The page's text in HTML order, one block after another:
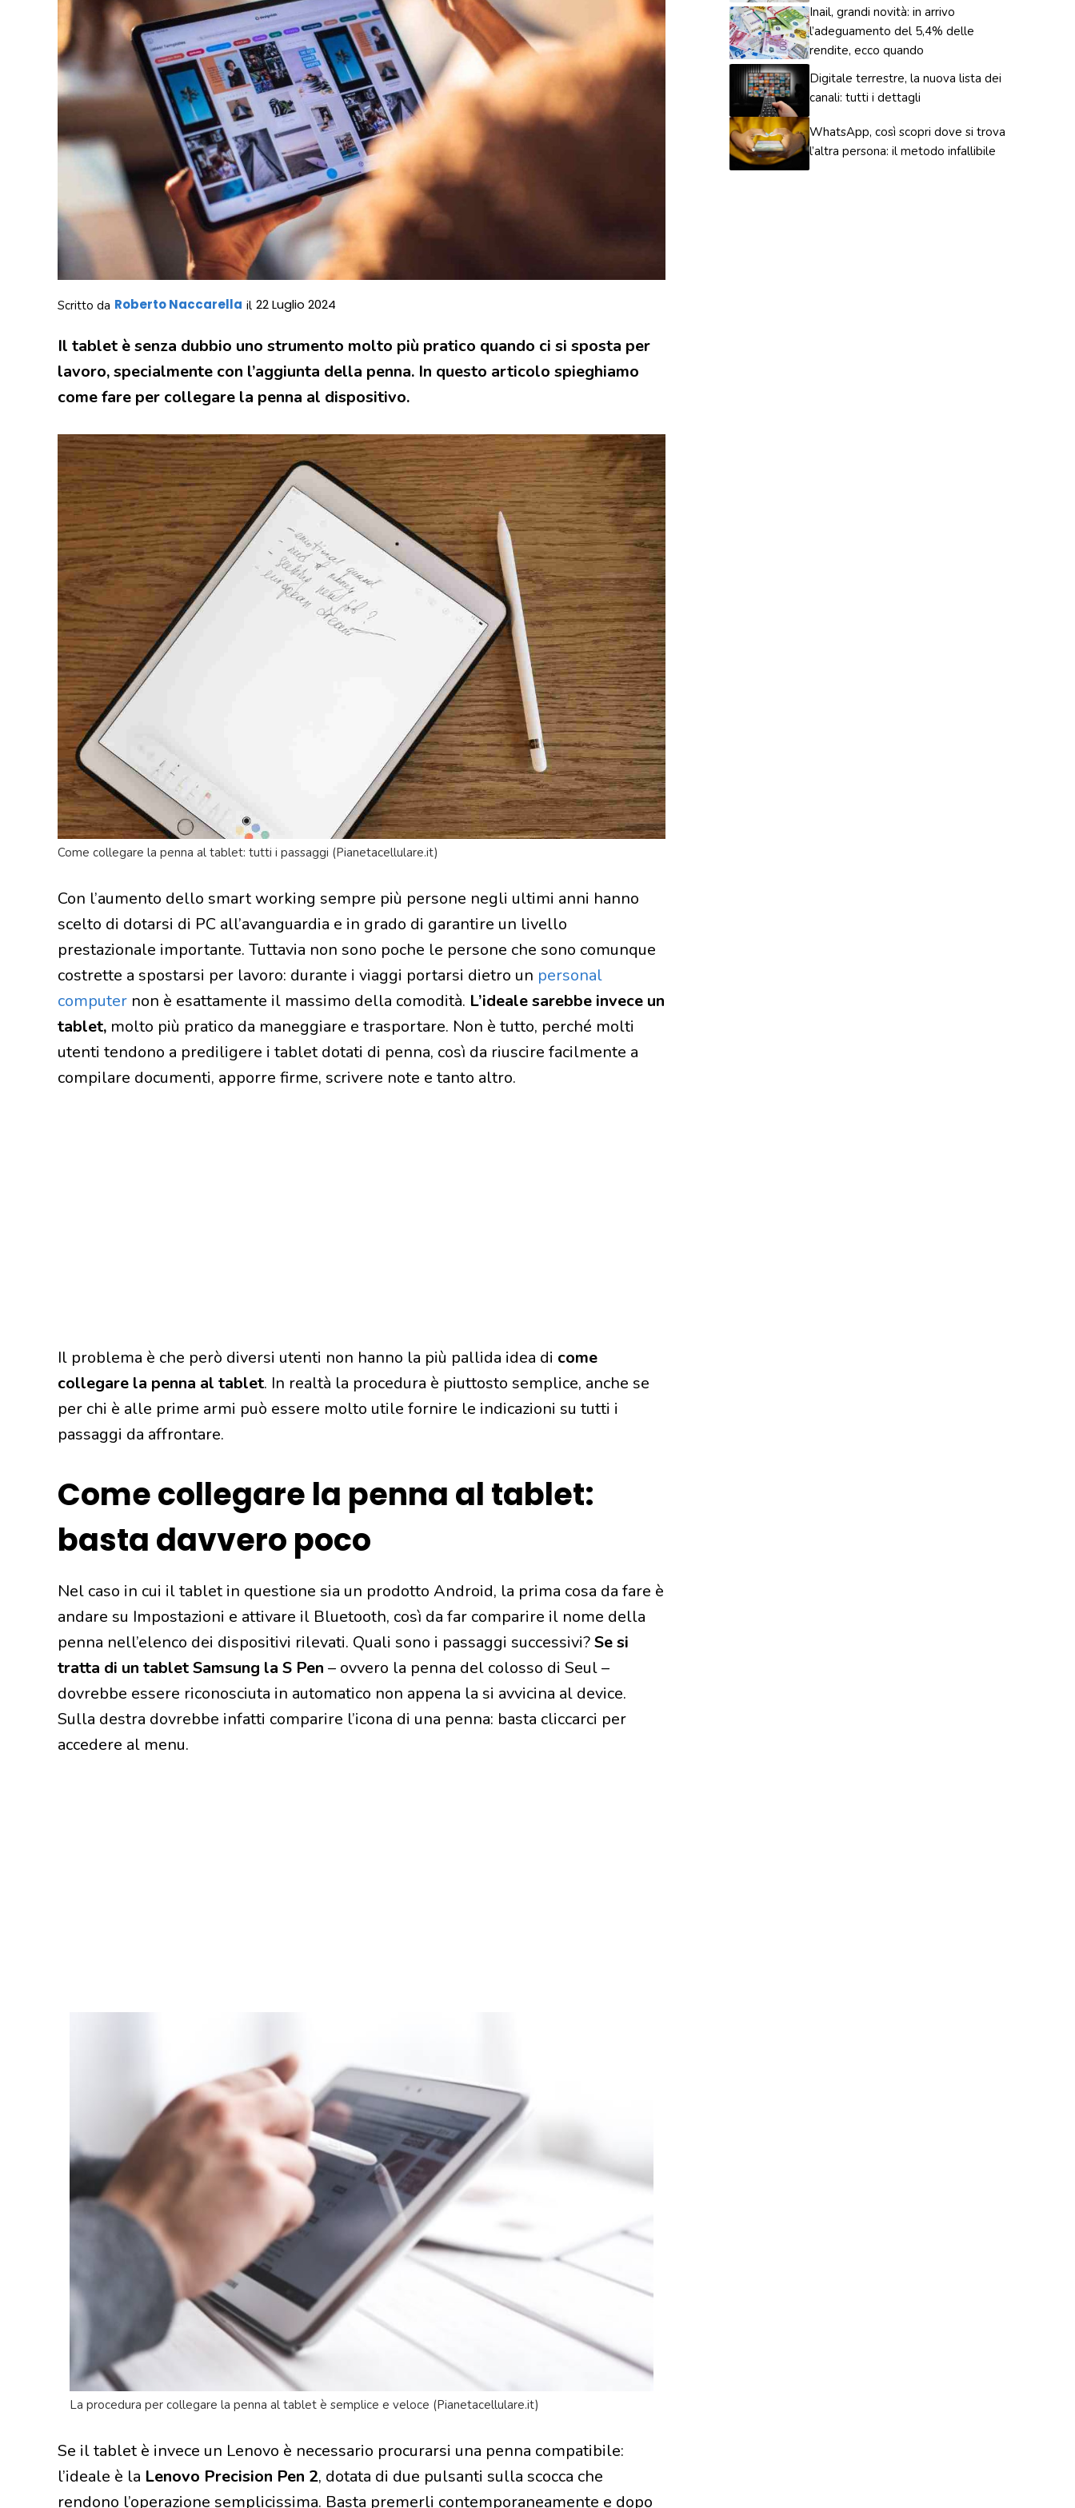
Scritto da Roberto Naccarella il 22 Luglio 2024
Il tablet è senza dubbio uno strumento molto più pratico quando ci si sposta per
lavoro, specialmente con l’aggiunta della penna. In questo articolo spieghiamo
come fare per collegare la penna al dispositivo.
Come collegare la penna al tablet: tutti i passaggi (Pianetacellulare.it)
Con l’aumento dello smart working sempre più persone negli ultimi anni hanno
scelto di dotarsi di PC all’avanguardia e in grado di garantire un livello
prestazionale importante. Tuttavia non sono poche le persone che sono comunque
costrette a spostarsi per lavoro: durante i viaggi portarsi dietro un personal
computer non è esattamente il massimo della comodità. L’ideale sarebbe invece un
tablet, molto più pratico da maneggiare e trasportare. Non è tutto, perché molti
utenti tendono a prediligere i tablet dotati di penna, così da riuscire facilmente a
compilare documenti, apporre firme, scrivere note e tanto altro.
Il problema è che però diversi utenti non hanno la più pallida idea di come
collegare la penna al tablet. In realtà la procedura è piuttosto semplice, anche se
per chi è alle prime armi può essere molto utile fornire le indicazioni su tutti i
passaggi da affrontare.
Come collegare la penna al tablet:
basta davvero poco
Nel caso in cui il tablet in questione sia un prodotto Android, la prima cosa da fare è
andare su Impostazioni e attivare il Bluetooth, così da far comparire il nome della
penna nell’elenco dei dispositivi rilevati. Quali sono i passaggi successivi?Se si
tratta di un tablet Samsung la S Pen – ovvero la penna del colosso di Seul –
dovrebbe essere riconosciuta in automatico non appena la si avvicina al device.
Sulla destra dovrebbe infatti comparire l’icona di una penna: basta cliccarci per
accedere al menu.
La procedura per collegare la penna al tablet è semplice e veloce (Pianetacellulare.it)
Se il tablet è invece un Lenovo è necessario procurarsi una penna compatibile:
l’ideale è la Lenovo Precision Pen 2, dotata di due pulsanti sulla scocca che
rendono l’operazione semplicissima. Basta premerli contemporaneamente e dopo
Inail, grandi novità: in arrivo
l’adeguamento del 5,4% delle
rendite, ecco quando
Digitale terrestre, la nuova lista dei
canali: tutti i dettagli
WhatsApp, così scopri dove si trova
l’altra persona: il metodo infallibile